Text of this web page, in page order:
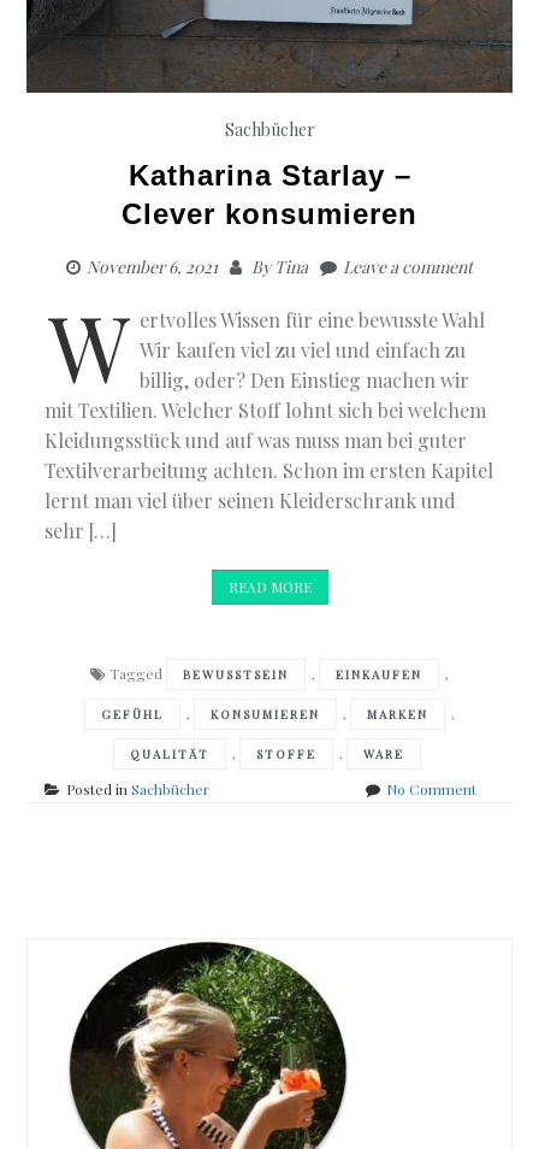
Sachbücher
Katharina Starlay –
Clever konsumieren
November 6, 2021 ByTina Leave a comment
W ertvolles Wissen für eine bewusste Wahl
Wir kaufen viel zu viel und einfach zu
billig, oder? Den Einstieg machen wir
mit Textilien. Welcher Stoff lohnt sich bei welchem
Kleidungsstück und auf was muss man bei guter
Textilverarbeitung achten. Schon im ersten Kapitel
lernt man viel über seinen Kleiderschrank und
sehr […]
READ MORE
Tagged BEWUSSTSEIN , EINKAUFEN ,
GEFÜHL , KONSUMIEREN , MARKEN ,
QUALITÄT , STOFFE , WARE
Posted inSachbücher No Commenton
navigation